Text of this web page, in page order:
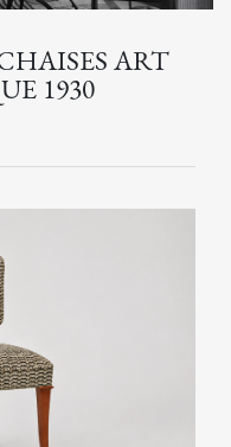
ART
1930